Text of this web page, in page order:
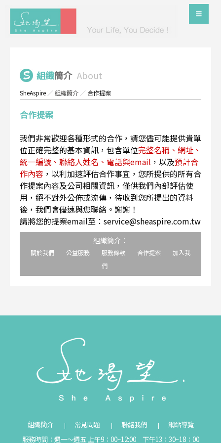
組織簡介 About
SheAspire ／組織簡介 ／ 合作提案
合作提案
我們非常歡迎各種形式的合作，請您儘可能提供貴單
位正確完整的基本資訊，包含單位完整名稱、網址、
統一編號、聯絡人姓名、電話與email ，以及預計合
作內容 ，以利加速評估合作事宜，您所提供的所有合
作提案內容及公司相關資訊，僅供我們內部評估使
用，絕不對外公佈或流傳，待收到您所提出的資料
後，我們會儘速與您聯絡。謝謝！
請將您的提案email至：service@sheaspire.com.tw
組織簡介：
關於我們 公益服務 服務條款 合作提案
加入我
們
組織簡介 常見問題 聯絡我們
網站導覽
服務時間：週一～週五 上午9：00~12:00 下午13：30~18：00